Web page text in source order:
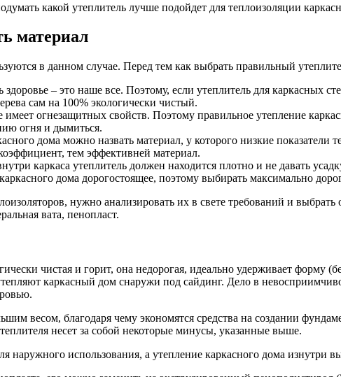
какой утеплитель лучше подойдет для теплоизоляции
материал
в данном случае. Перед тем как выбрать правильный
здоровье – это наше все. Поэтому, если утеплитель для каркасных
сам на 100% экологически чистый.
огнезащитных свойств. Поэтому правильное утепление
огня и дымиться.
дома можно назвать материал, у которого низкие показатели
тем эффективней материал.
каркаса утеплитель должен находится плотно и не давать
дома дорогостоящее, поэтому выбирать максимально
нужно анализировать их в свете требований и
вата, пенопласт.
чистая и горит, она недорогая, идеально удерживает
каркасный дом снаружи под сайдинг. Дело в
весом, благодаря чему экономятся средства на создании
несет за собой некоторые минусы, указанные выше.
наружного использования, а утепление каркасного дома изнутри